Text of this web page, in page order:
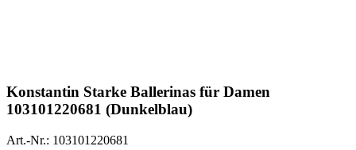
Konstantin Starke Ballerinas für Damen
103101220681 (Dunkelblau)
Art.-Nr.: 103101220681